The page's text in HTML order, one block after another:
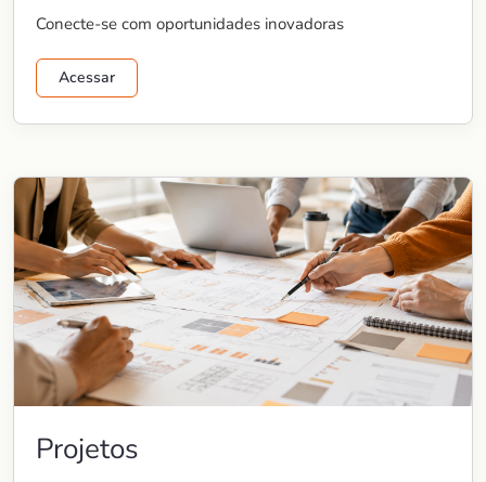
Conecte-se com oportunidades inovadoras
Acessar
Projetos